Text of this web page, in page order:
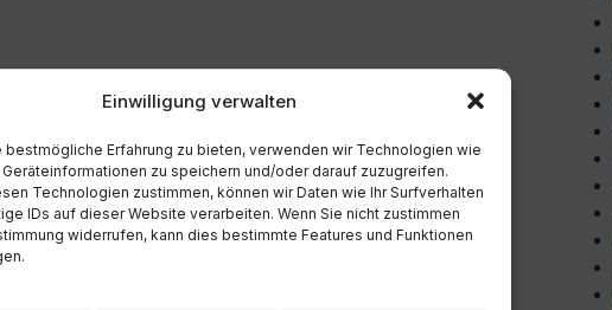
Einwilligung verwalten
bestmögliche Erfahrung zu bieten, verwenden wir Technologien wie
zu speichern und/oder darauf zuzugreifen.
Technologien zustimmen, können wir Daten wie Ihr Surfverhalten
IDs auf dieser Website verarbeiten. Wenn Sie nicht zustimmen
widerrufen, kann dies bestimmte Features und Funktionen